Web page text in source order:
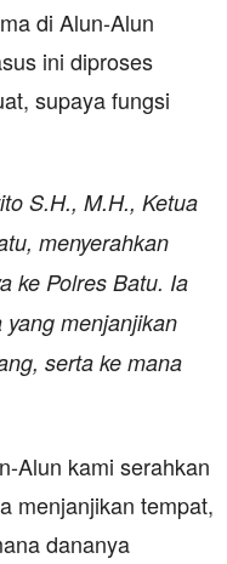
di Alun-Alun
ini diproses
supaya fungsi
S.H., M.H., Ketua
menyerahkan
ke Polres Batu. Ia
menjanjikan
serta ke mana
Alun kami serahkan
menjanjikan tempat,
dananya